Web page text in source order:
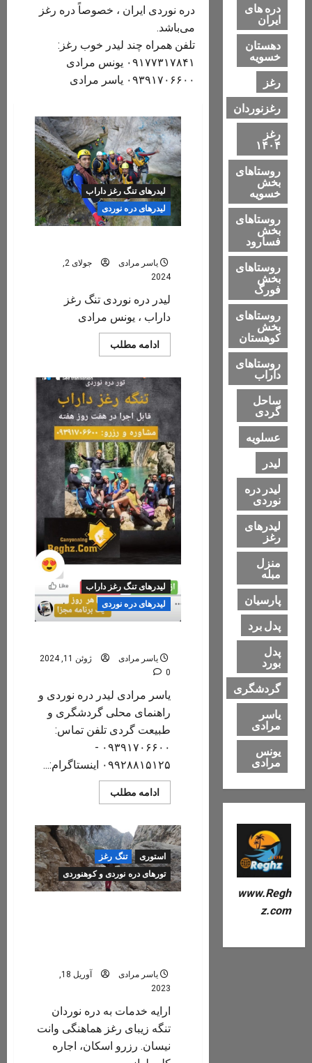
دره نوردی ایران ، خصوصاً دره رغز
می‌باشد.
تلفن همراه چند لیدر خوب رغز:
۰۹۱۷۷۳۱۷۸۴۱ یونس مرادی
۰۹۳۹۱۷۰۶۶۰۰ یاسر مرادی
لیدرهای تنگ رغز داراب
لیدرهای دره نوردی
یاسر مرادی
جولای 2,
2024
لیدر دره نوردی تنگ رغز
داراب ، یونس مرادی
ادامه مطلب
more
مرادی
لیدرهای تنگ رغز داراب
لیدرهای دره نوردی
یاسر مرادی
ژوئن 11, 2024
0
یاسر مرادی لیدر دره نوردی و
راهنمای محلی گردشگری و
طبیعت گردی تلفن تماس:
۰۹۳۹۱۷۰۶۶۰۰ -
۰۹۹۲۸۸۱۵۱۲۵ اینستاگرام:...
ادامه مطلب
more
مرادی
استوری
تنگ رغز
تورهای دره نوردی و کوهنوردی
یاسر مرادی
2023
ارایه خدمات به دره نوردان
تنگه زیبای رغز هماهنگی وانت
نیسان. رزرو اسکان، اجاره
دره های
ایران
دهستان
خسویه
رغز
رغزنوردان
رغز
۱۴۰۴
روستاهای
بخش
خسویه
روستاهای
بخش
فسارود
روستاهای
بخش
فورگ
روستاهای
بخش
کوهستان
روستاهای
داراب
ساحل
گردی
عسلویه
لیدر
لیدر دره
نوردی
لیدرهای
رغز
منزل
مبله
پارسیان
پدل برد
پدل
بورد
گردشگری
یاسر
مرادی
یونس
مرادی
www.Regh
z.com